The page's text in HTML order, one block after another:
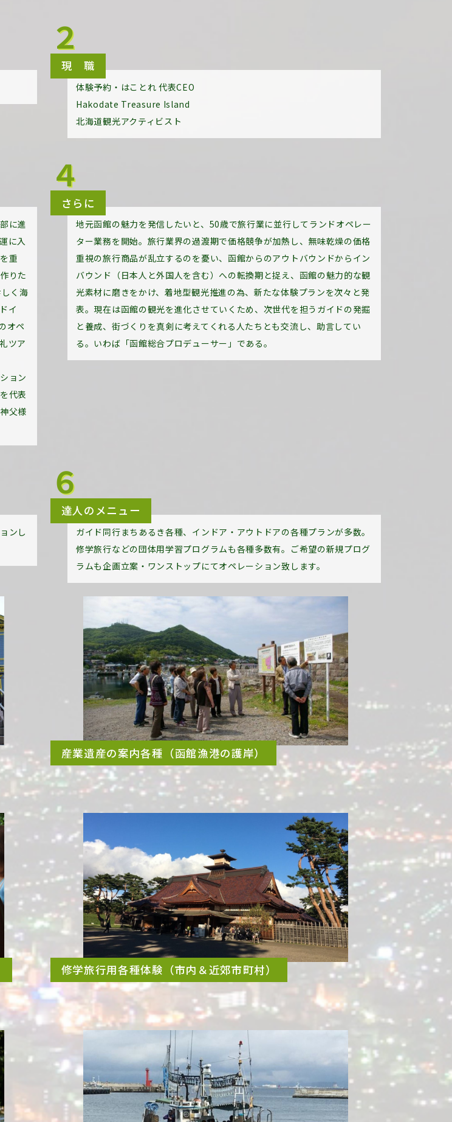
２
現 職
体験予約・はことれ 代表CEO
Hakodate Treasure Island
北海道観光アクティビスト
に進
に入
重
りた
く海
イ
オペ
ツア
ョン
代表
父様
４
さらに
地元函館の魅力を発信したいと、50歳で旅行業に並行してランドオペレー
ター業務を開始。旅行業界の過渡期で価格競争が加熱し、無味乾燥の価格
重視の旅行商品が乱立するのを憂い、函館からのアウトバウンドからイン
バウンド（日本人と外国人を含む）への転換期と捉え、函館の魅力的な観
光素材に磨きをかけ、着地型観光推進の為、新たな体験プランを次々と発
表。現在は函館の観光を進化させていくため、次世代を担うガイドの発掘
と養成、街づくりを真剣に考えてくれる人たちとも交流し、助言してい
る。いわば「函館総合プロデューサー」である。
ンし
６
達人のメニュー
ガイド同行まちあるき各種、インドア・アウトドアの各種プランが多数。
修学旅行などの団体用学習プログラムも各種多数有。ご希望の新規プログ
ラムも企画立案・ワンストップにてオペレーション致します。
産業遺産の案内各種（函館漁港の護岸）
修学旅行用各種体験（市内＆近郊市町村）